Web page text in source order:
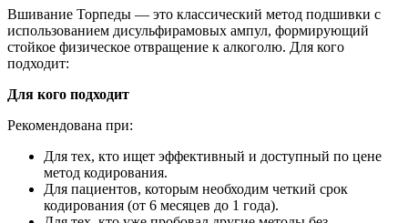
Вшивание Торпеды — это классический метод подшивки с
использованием дисульфирамовых ампул, формирующий
стойкое физическое отвращение к алкоголю. Для кого
подходит:
Для кого подходит
Рекомендована при:
Для тех, кто ищет эффективный и доступный по цене
метод кодирования.
Для пациентов, которым необходим четкий срок
кодирования (от 6 месяцев до 1 года).